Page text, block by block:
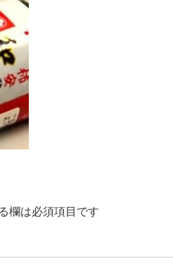
欄は必須項目です